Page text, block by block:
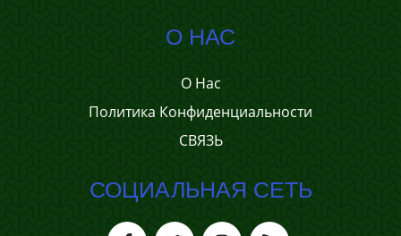
О НАС
О Нас
Политика Конфиденциальности
СВЯЗЬ
СОЦИАЛЬНАЯ СЕТЬ